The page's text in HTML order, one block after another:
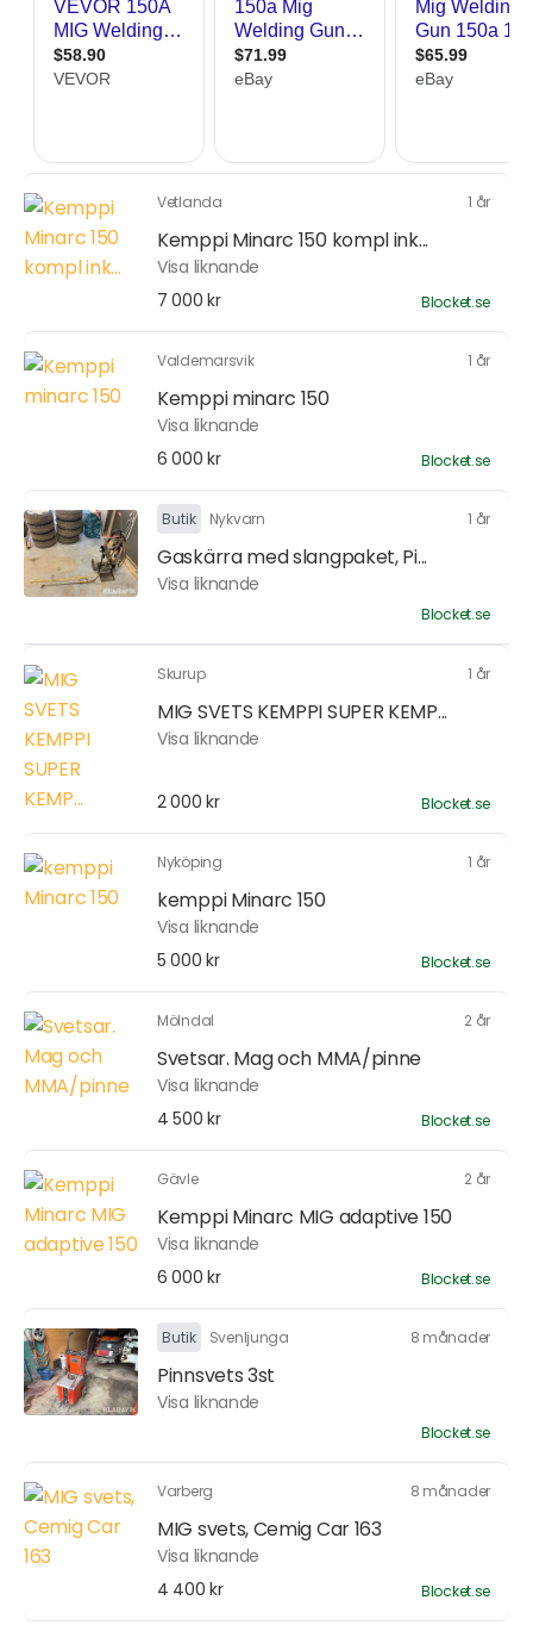
Vetlanda 1 år
Kemppi Minarc 150 kompl ink...
Visa liknande
7 000 kr
Blocket.se
Valdemarsvik 1 år
Kemppi minarc 150
Visa liknande
6 000 kr
Blocket.se
Butik Nykvarn 1 år
Gaskärra med slangpaket, Pi...
Visa liknande
Blocket.se
Skurup 1 år
MIG SVETS KEMPPI SUPER KEMP...
Visa liknande
2 000 kr Blocket.se
Nyköping 1 år
kemppi Minarc 150
Visa liknande
5 000 kr
Blocket.se
Mölndal 2 år
Svetsar. Mag och MMA/pinne
Visa liknande
4 500 kr
Blocket.se
Gävle 2 år
Kemppi Minarc MIG adaptive 150
Visa liknande
6 000 kr
Blocket.se
Butik Svenljunga 8 månader
Pinnsvets 3st
Visa liknande
Blocket.se
Varberg 8 månader
MIG svets, Cemig Car 163
Visa liknande
4 400 kr
Blocket.se